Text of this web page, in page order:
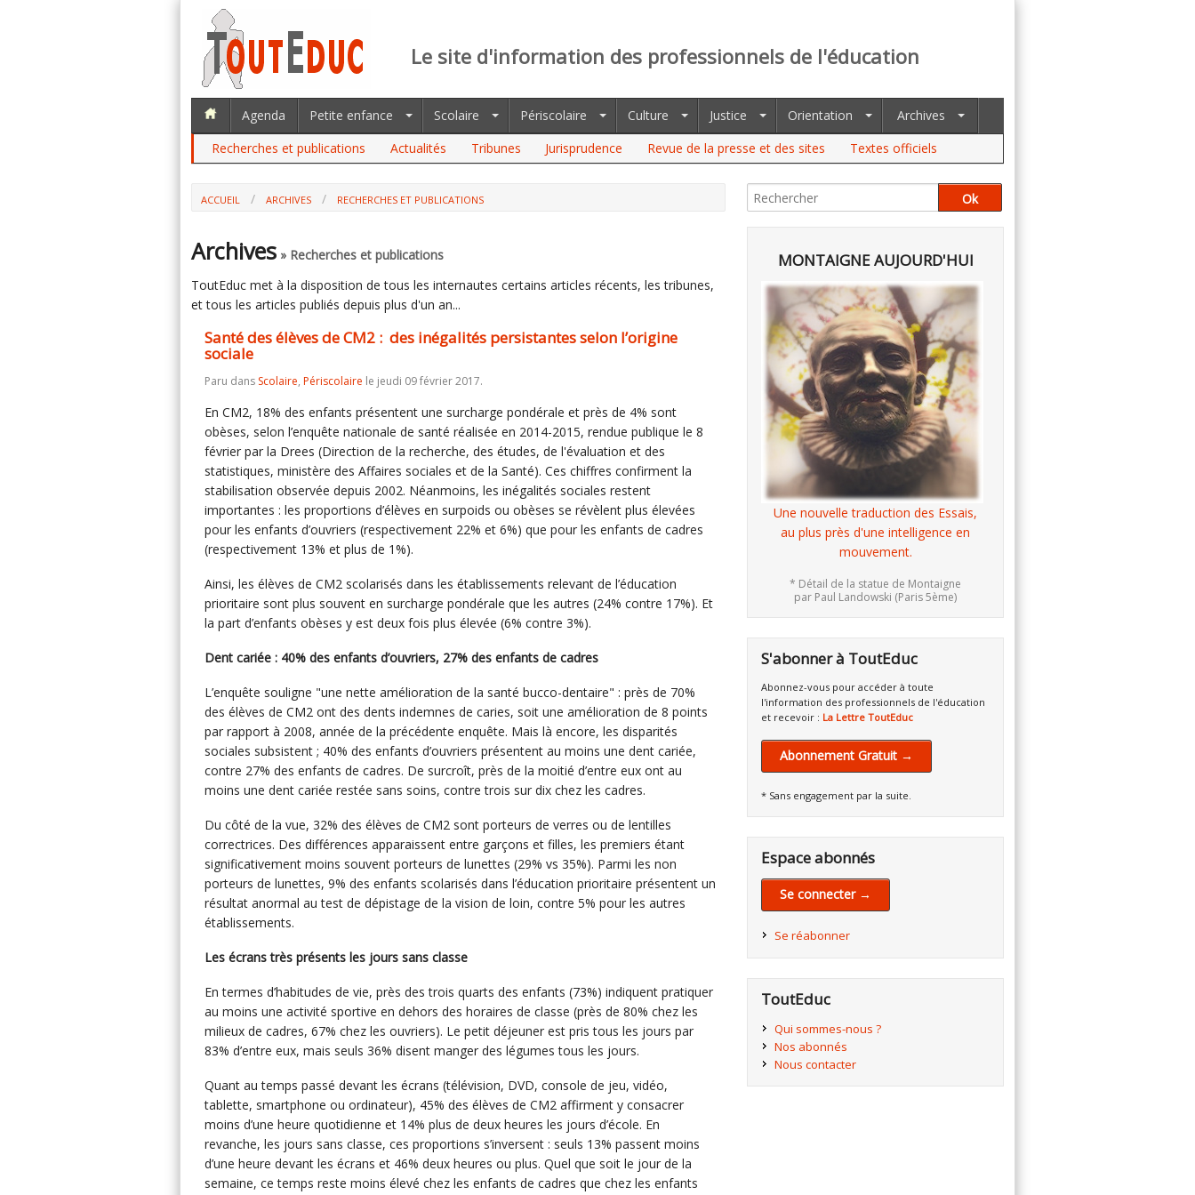
Le site d'information des professionnels de l'éducation
Agenda Petite enfance Scolaire Périscolaire Culture Justice Orientation
Archives
Recherches et publications
Actualités Tribunes Jurisprudence Revue de la presse et des sites Textes officiels
ACCUEIL ARCHIVES
RECHERCHES ET PUBLICATIONS
Archives » Recherches et publications
ToutEduc met à la disposition de tous les internautes certains articles récents, les tribunes,
et tous les articles publiés depuis plus d'un an...
Santé des élèves de CM2 : des inégalités persistantes selon l’origine
sociale
Paru dans Scolaire, Périscolaire le jeudi 09 février 2017.
En CM2, 18% des enfants présentent une surcharge pondérale et près de 4% sont
obèses, selon l’enquête nationale de santé réalisée en 2014-2015, rendue publique le 8
février par la Drees (Direction de la recherche, des études, de l'évaluation et des
statistiques, ministère des Affaires sociales et de la Santé). Ces chiffres confirment la
stabilisation observée depuis 2002. Néanmoins, les inégalités sociales restent
importantes : les proportions d’élèves en surpoids ou obèses se révèlent plus élevées
pour les enfants d’ouvriers (respectivement 22% et 6%) que pour les enfants de cadres
(respectivement 13% et plus de 1%).
Ainsi, les élèves de CM2 scolarisés dans les établissements relevant de l’éducation
prioritaire sont plus souvent en surcharge pondérale que les autres (24% contre 17%). Et
la part d’enfants obèses y est deux fois plus élevée (6% contre 3%).
Dent cariée : 40% des enfants d’ouvriers, 27% des enfants de cadres
L’enquête souligne "une nette amélioration de la santé bucco-dentaire" : près de 70%
des élèves de CM2 ont des dents indemnes de caries, soit une amélioration de 8 points
par rapport à 2008, année de la précédente enquête. Mais là encore, les disparités
sociales subsistent ; 40% des enfants d’ouvriers présentent au moins une dent cariée,
contre 27% des enfants de cadres. De surcroît, près de la moitié d’entre eux ont au
moins une dent cariée restée sans soins, contre trois sur dix chez les cadres.
Du côté de la vue, 32% des élèves de CM2 sont porteurs de verres ou de lentilles
correctrices. Des différences apparaissent entre garçons et filles, les premiers étant
significativement moins souvent porteurs de lunettes (29% vs 35%). Parmi les non
porteurs de lunettes, 9% des enfants scolarisés dans l’éducation prioritaire présentent un
résultat anormal au test de dépistage de la vision de loin, contre 5% pour les autres
établissements.
Les écrans très présents les jours sans classe
En termes d’habitudes de vie, près des trois quarts des enfants (73%) indiquent pratiquer
au moins une activité sportive en dehors des horaires de classe (près de 80% chez les
milieux de cadres, 67% chez les ouvriers). Le petit déjeuner est pris tous les jours par
83% d’entre eux, mais seuls 36% disent manger des légumes tous les jours.
Quant au temps passé devant les écrans (télévision, DVD, console de jeu, vidéo,
tablette, smartphone ou ordinateur), 45% des élèves de CM2 affirment y consacrer
moins d’une heure quotidienne et 14% plus de deux heures les jours d’école. En
revanche, les jours sans classe, ces proportions s’inversent : seuls 13% passent moins
d’une heure devant les écrans et 46% deux heures ou plus. Quel que soit le jour de la
semaine, ce temps reste moins élevé chez les enfants de cadres que chez les enfants
MONTAIGNE AUJOURD'HUI
Une nouvelle traduction des Essais,
au plus près d'une intelligence en
mouvement.
* Détail de la statue de Montaigne
par Paul Landowski (Paris 5ème)
S'abonner à ToutEduc
Abonnez-vous pour accéder à toute
l'information des professionnels de l'éducation
et recevoir : La Lettre ToutEduc
Abonnement Gratuit →
* Sans engagement par la suite.
Espace abonnés
Se connecter →
Se réabonner
ToutEduc
Qui sommes-nous ?
Nos abonnés
Nous contacter